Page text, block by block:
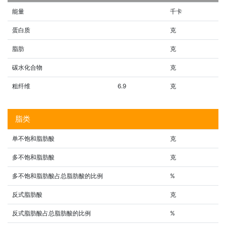
能量 千卡
蛋白质 克
脂肪 克
碳水化合物 克
粗纤维 6.9 克
脂类
单不饱和脂肪酸 克
多不饱和脂肪酸 克
多不饱和脂肪酸占总脂肪酸的比例 %
反式脂肪酸 克
反式脂肪酸占总脂肪酸的比例 %